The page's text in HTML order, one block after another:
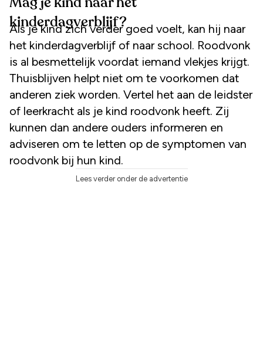
Mag je kind naar het
kinderdagverblijf?
Als je kind zich verder goed voelt, kan hij naar
het kinderdagverblijf of naar school. Roodvonk
is al besmettelijk voordat iemand vlekjes krijgt.
Thuisblijven helpt niet om te voorkomen dat
anderen ziek worden. Vertel het aan de leidster
of leerkracht als je kind roodvonk heeft. Zij
kunnen dan andere ouders informeren en
adviseren om te letten op de symptomen van
roodvonk bij hun kind.
Lees verder onder de advertentie